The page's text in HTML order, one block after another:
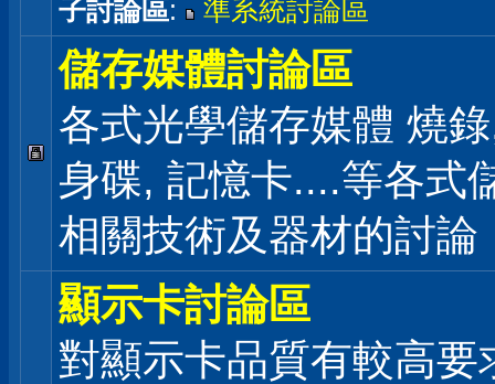
子討論區: 準系統討論區
儲存媒體討論區
各式光學儲存媒體 燒
身碟, 記憶卡....等各式
相關技術及器材的討論
顯示卡討論區
對顯示卡品質有較高要